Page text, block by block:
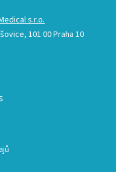
s.r.o.
101 00 Praha 10